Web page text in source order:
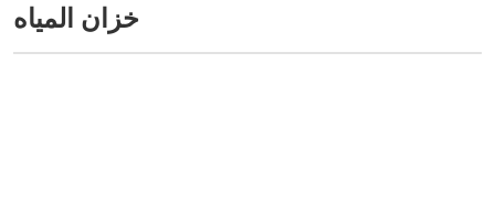
خزان المياه